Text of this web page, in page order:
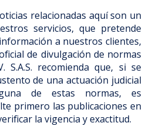
relacionadas aquí son un
servicios, que pretende
a nuestros clientes,
de divulgación de normas
S.A.S. recomienda que, si se
de una actuación judicial
de estas normas, es
primero las publicaciones en
la vigencia y exactitud.